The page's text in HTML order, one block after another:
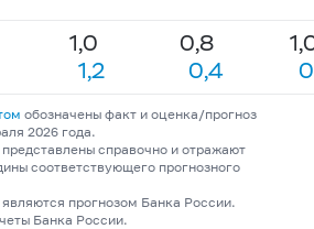
1,0
1,2
0,8
0,4
обозначены факт и оценка/прогноз
2026 года.
справочно и отражают
соответствующего прогнозного
прогнозом Банка России.
Банка России.